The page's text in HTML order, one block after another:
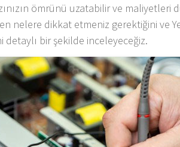
ömrünü uzatabilir ve
nelere dikkat etmeniz gerektiğini ve
detaylı bir şekilde inceleyeceğiz.